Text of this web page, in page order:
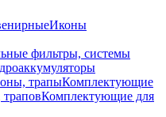
Иконы
фильтры, системы
трапыКомплектующие
Комплектующие для